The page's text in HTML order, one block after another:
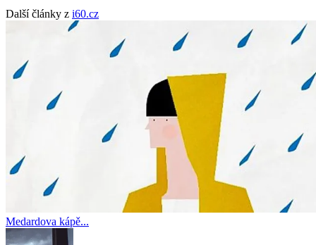
Další články z i60.cz
Medardova kápě...